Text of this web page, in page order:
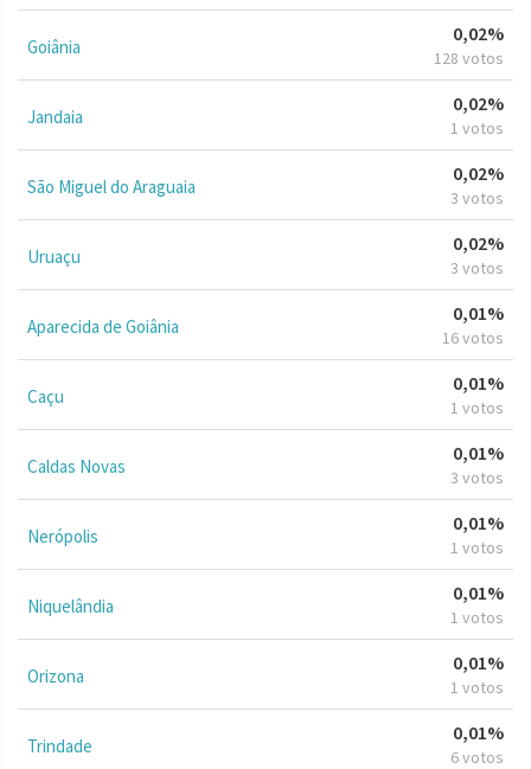
Goiânia
0,02%
128 votos
Jandaia
0,02%
1 votos
São Miguel do Araguaia
0,02%
3 votos
Uruaçu
0,02%
3 votos
Aparecida de Goiânia
0,01%
16 votos
Caçu
0,01%
1 votos
Caldas Novas
0,01%
3 votos
Nerópolis
0,01%
1 votos
Niquelândia
0,01%
1 votos
Orizona
0,01%
1 votos
Trindade
0,01%
6 votos